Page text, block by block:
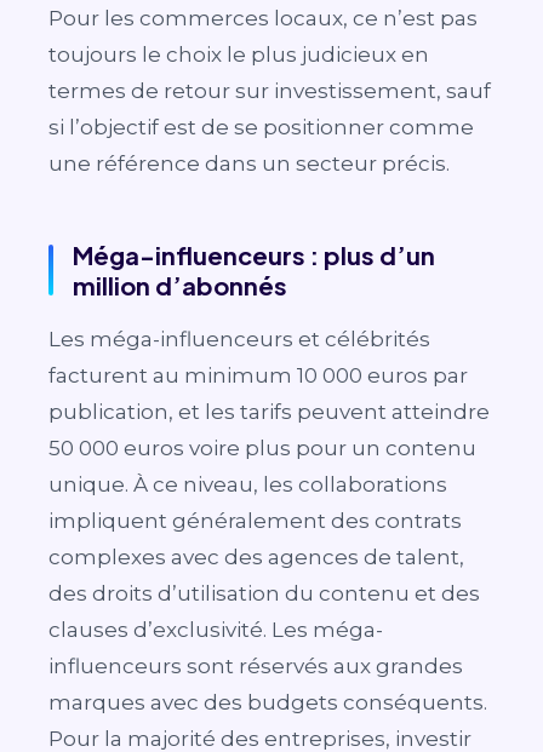
Pour les commerces locaux, ce n’est pas
toujours le choix le plus judicieux en
termes de retour sur investissement, sauf
si l’objectif est de se positionner comme
une référence dans un secteur précis.
Méga-influenceurs : plus d’un
million d’abonnés
Les méga-influenceurs et célébrités
facturent au minimum 10 000 euros par
publication, et les tarifs peuvent atteindre
50 000 euros voire plus pour un contenu
unique. À ce niveau, les collaborations
impliquent généralement des contrats
complexes avec des agences de talent,
des droits d’utilisation du contenu et des
clauses d’exclusivité. Les méga-
influenceurs sont réservés aux grandes
marques avec des budgets conséquents.
Pour la majorité des entreprises, investir